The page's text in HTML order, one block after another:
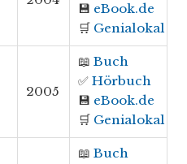
💾 eBook.de
🛒 Genialokal
2005
📖 Buch
✅ Hörbuch
💾 eBook.de
🛒 Genialokal
📖 Buch